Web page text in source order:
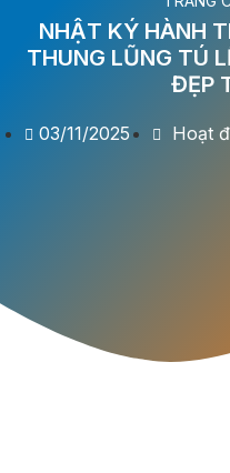
NHẬT KÝ HÀNH
THUNG LŨNG TÚ
ĐẸP
03/11/2025 Hoạt